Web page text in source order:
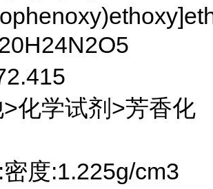
化学试剂>芳香化
度:1.225g/cm3